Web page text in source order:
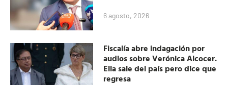
6 agosto, 2026
Fiscalía abre indagación por
audios sobre Verónica Alcocer.
Ella sale del país pero dice que
regresa